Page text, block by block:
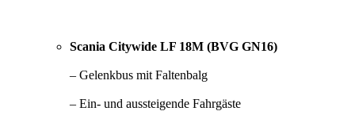
Scania Citywide LF 18M (BVG GN16)
– Gelenkbus mit Faltenbalg
– Ein- und aussteigende Fahrgäste